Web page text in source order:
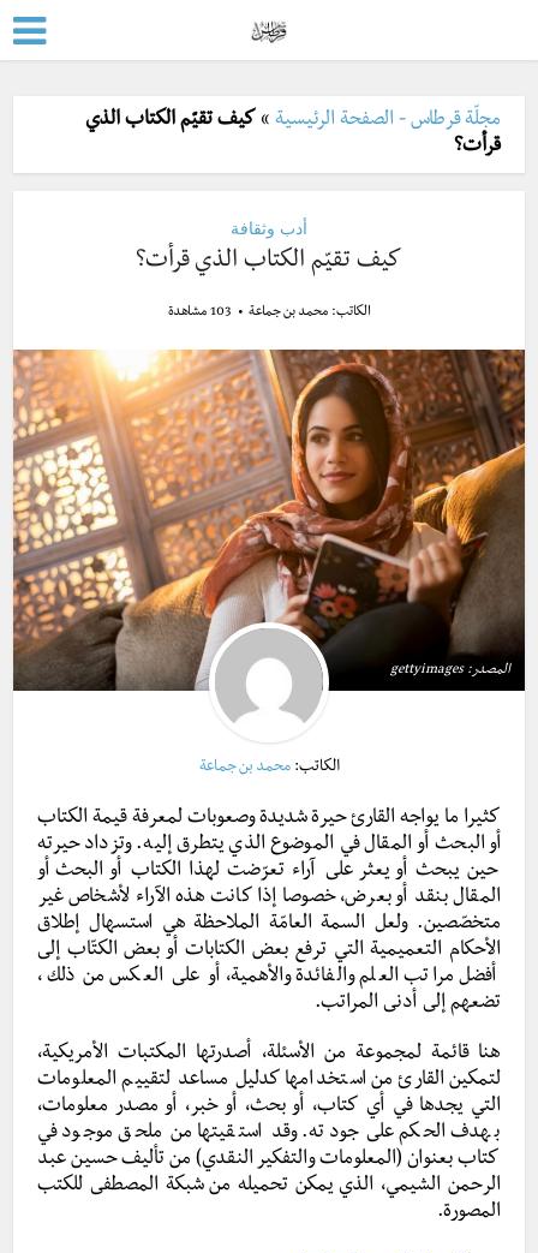
مجلّة قرطاس - الصفحة الرئيسية » كيف تقيّم الكتاب الذي
قرأت؟
أدب وثقافة
كيف تقيّم الكتاب الذي قرأت؟
الكاتب:محمد بن جماعة 103 مشاهدة
المصدر: gettyimages
الكاتب:محمد بن جماعة
كثيرا ما يواجه القارئ حيرة شديدة وصعوبات لمعرفة قيمة الكتاب
أو البحث أو المقال في الموضوع الذي يتطرق إليه. وتزداد حيرته
حين يبحث أو يعثر على آراء تعرّضت لهذا الكتاب أو البحث أو
المقال بنقد أو بعرض، خصوصا إذا كانت هذه الآراء لأشخاص غير
متخصّصين. ولعل السمة العامّة الملاحظة هي استسهال إطلاق
الأحكام التعميمية التي ترفع بعض الكتابات أو بعض الكتّاب إلى
أفضل مراتب العلم والفائدة والأهمية، أو على العكس من ذلك،
تضعهم إلى أدنى المراتب.
هنا قائمة لمجموعة من الأسئلة، أصدرتها المكتبات الأمريكية،
لتمكين القارئ من استخدامها كدليل مساعد لتقييم المعلومات
التي يجدها في أي كتاب، أو بحث، أو خبر، أو مصدر معلومات،
بهدف الحكم على جودته. وقد استقيتها من ملحق موجود في
كتاب بعنوان (المعلومات والتفكير النقدي) من تأليف حسين عبد
الرحمن الشيمي، الذي يمكن تحميله من شبكة المصطفى للكتب
المصورة.